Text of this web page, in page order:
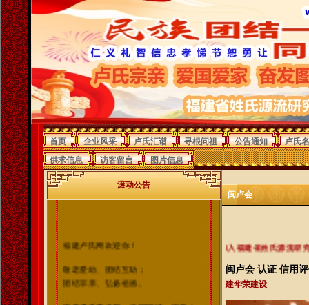
首页 企业风采 卢氏汇谱 寻根问祖 公告通知
卢氏
供求信息
访客留言 图片信息
滚动公告
敬老爱幼、团结互助；
团结宗亲、弘扬祖德。
闽卢会
欢迎卢氏宗亲加入福建省姓氏源流研究会卢氏
闽卢会 认证 信用
建华荣建设